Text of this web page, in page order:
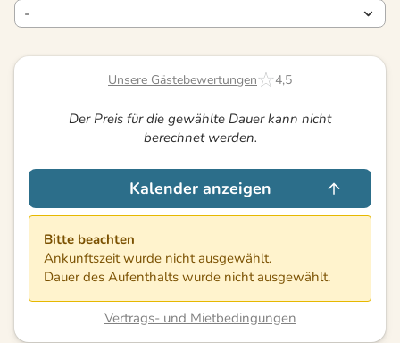
Unsere Gästebewertungen 4,5
Der Preis für die gewählte Dauer kann nicht
berechnet werden.
Kalender anzeigen
Bitte beachten
Ankunftszeit wurde nicht ausgewählt.
Dauer des Aufenthalts wurde nicht ausgewählt.
Vertrags- und Mietbedingungen